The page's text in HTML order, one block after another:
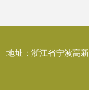
地址：浙江省宁波高